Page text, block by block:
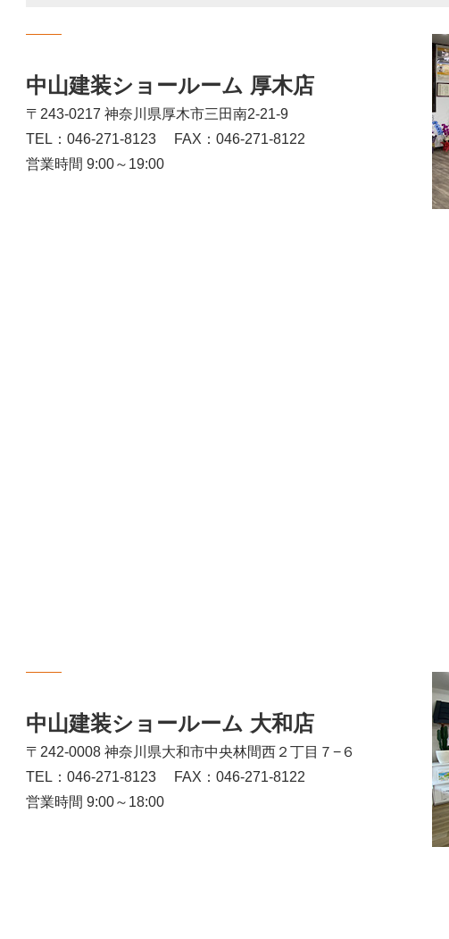
中山建装ショールーム 厚木店
〒243-0217 神奈川県厚木市三田南2-21-9
TEL：046-271-8123
FAX：046-271-8122
営業時間 9:00～19:00
中山建装ショールーム 大和店
〒242-0008 神奈川県大和市中央林間西２丁目７−６
TEL：046-271-8123
FAX：046-271-8122
営業時間 9:00～18:00